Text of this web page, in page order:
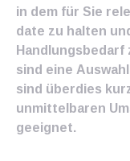
in dem für Sie
date zu halten
sind eine
sind überdies
unmittelbaren
geeignet.